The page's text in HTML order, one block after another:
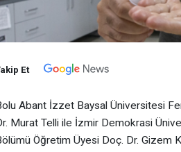
Et
Abant İzzet Baysal Üniversitesi
Murat Telli ile İzmir Demokrasi
Öğretim Üyesi Doç. Dr. Gizem